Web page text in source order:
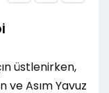
üstlenirken,
ve Asım Yavuz